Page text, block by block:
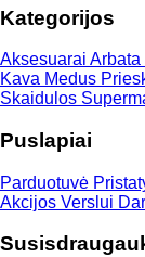
Kategorijos
Aksesuarai Arbata
Kava Medus
Skaidulos
Puslapiai
Parduotuvė
Akcijos Verslui